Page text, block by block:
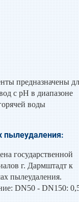
предназначены
с pH в диапазоне
воды
пылеудаления:
государственной
г. Дармштадт к
пылеудаления.
DN50 - DN150: